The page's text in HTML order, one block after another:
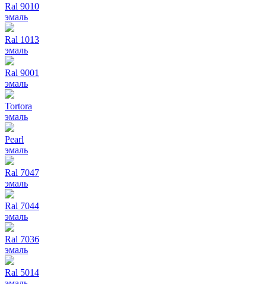
Ral 9010
эмаль
Ral 1013
эмаль
Ral 9001
эмаль
Tortora
эмаль
Pearl
эмаль
Ral 7047
эмаль
Ral 7044
эмаль
Ral 7036
эмаль
Ral 5014